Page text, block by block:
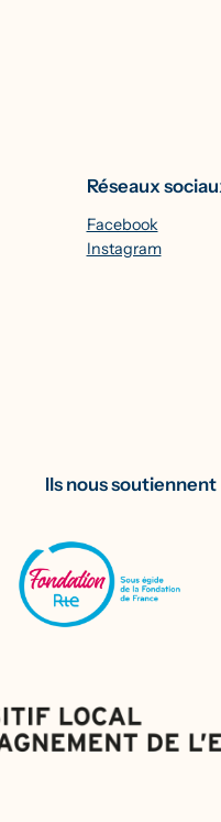
Réseaux
Facebook
Instagram
Ils nous soutiennent